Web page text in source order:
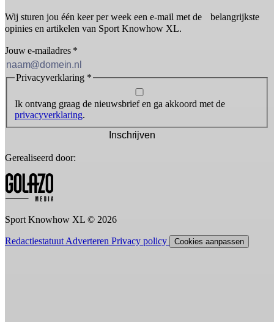
Wij sturen jou één keer per week een e-mail met de belangrijkste
opinies en artikelen van Sport Knowhow XL.
Jouw e-mailadres *
Privacyverklaring *
Ik ontvang graag de nieuwsbrief en ga akkoord met de
privacyverklaring.
Inschrijven
Gerealiseerd door:
Sport Knowhow XL © 2026
Redactiestatuut Adverteren Privacy policy Cookies aanpassen